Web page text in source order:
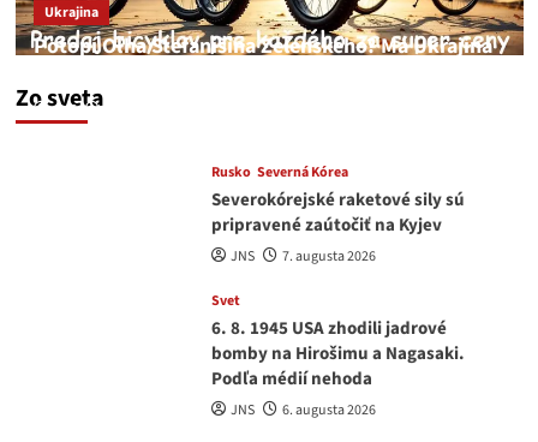
Zo sveta
Ukrajina
Potopí Oľha Stefanišina Zelenského? Má Ukrajina
JNS
Rusko Severná Kórea
Severokórejské raketové sily sú
pripravené zaútočiť na Kyjev
JNS 7. augusta 2026
Svet
6. 8. 1945 USA zhodili jadrové
bomby na Hirošimu a Nagasaki.
Podľa médií nehoda
JNS 6. augusta 2026